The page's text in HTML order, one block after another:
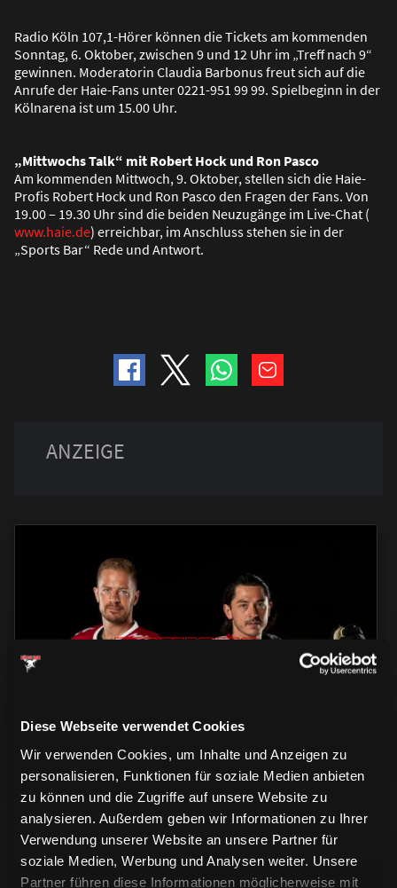
Diese Webseite verwendet Cookies
Wir verwenden Cookies, um Inhalte und Anzeigen zu
personalisieren, Funktionen für soziale Medien anbieten
zu können und die Zugriffe auf unsere Website zu
analysieren. Außerdem geben wir Informationen zu Ihrer
Verwendung unserer Website an unsere Partner für
soziale Medien, Werbung und Analysen weiter. Unsere
Partner führen diese Informationen möglicherweise mit
Radio Köln 107,1-Hörer können die Tickets am kommenden
Sonntag, 6. Oktober, zwischen 9 und 12 Uhr im „Treff nach 9“
gewinnen. Moderatorin Claudia Barbonus freut sich auf die
Anrufe der Haie-Fans unter 0221-951 99 99. Spielbeginn in der
Kölnarena ist um 15.00 Uhr.
„Mittwochs Talk“ mit Robert Hock und Ron Pasco
Am kommenden Mittwoch, 9. Oktober, stellen sich die Haie-
Profis Robert Hock und Ron Pasco den Fragen der Fans. Von
19.00 – 19.30 Uhr sind die beiden Neuzugänge im Live-Chat (
www.haie.de) erreichbar, im Anschluss stehen sie in der
„Sports Bar“ Rede und Antwort.
TRIKOTS